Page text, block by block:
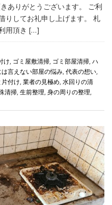
ありがとうございます。 ご利
りしてお礼申し上げます。 札
用頂き […]
け, ゴミ屋敷清掃, ゴミ部屋清掃, ハ
は言えない部屋の悩み, 代表の想い,
付け, 業者の見極め, 水回りの清
清掃, 生前整理, 身の周りの整理,